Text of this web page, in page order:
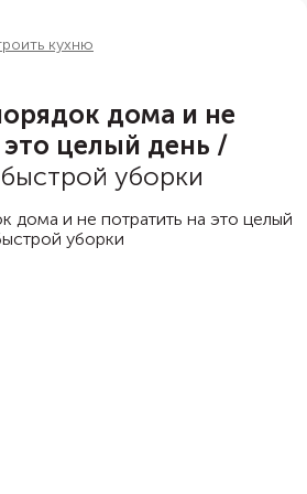
кухню
дома и не
целый день /
уборки